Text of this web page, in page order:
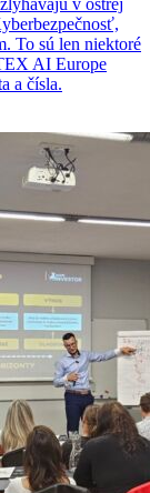
To sú len niektoré
AI Europe
a čísla.